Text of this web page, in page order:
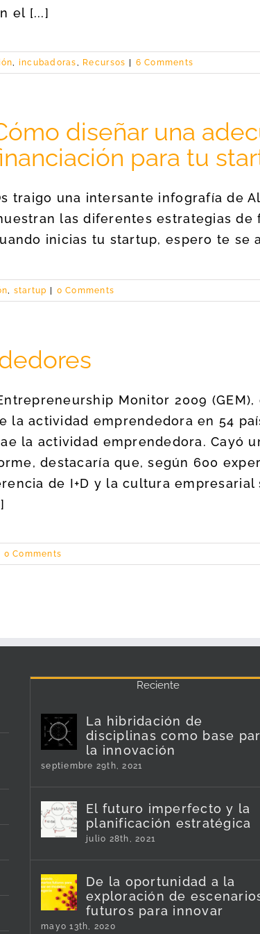
el [...]
, incubadoras, Recursos 6 Comments
diseñar una
para tu
traigo una intersante infografía de
las diferentes estrategias
inicias tu startup, espero te se
, startup 0 Comments
Monitor 2009
la actividad emprendedora en 54
la actividad emprendedora. Cayó
destacaría que, según 600
de I+D y la cultura empresarial
0 Comments
Reciente
La hibridación de
disciplinas como base
la innovación
septiembre 29th, 2021
El futuro imperfecto y la
planificación estratégica
julio 28th, 2021
De la oportunidad a la
exploración de
futuros para innovar
mayo 13th, 2020